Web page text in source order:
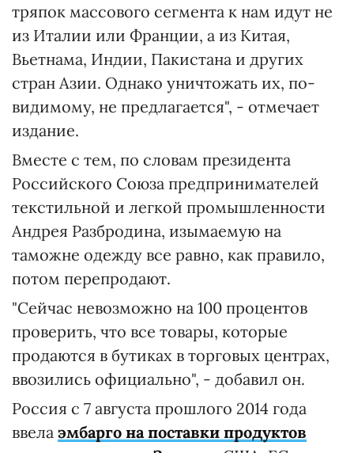
тряпок массового сегмента к нам идут не
из Италии или Франции, а из Китая,
Вьетнама, Индии, Пакистана и других
стран Азии. Однако уничтожать их, по-
видимому, не предлагается", - отмечает
издание.
Вместе с тем, по словам президента
Российского Союза предпринимателей
текстильной и легкой промышленности
Андрея Разбродина, изымаемую на
таможне одежду все равно, как правило,
потом перепродают.
"Сейчас невозможно на 100 процентов
проверить, что все товары, которые
продаются в бутиках в торговых центрах,
ввозились официально", - добавил он.
Россия с 7 августа прошлого 2014 года
ввела эмбарго на поставки продуктов